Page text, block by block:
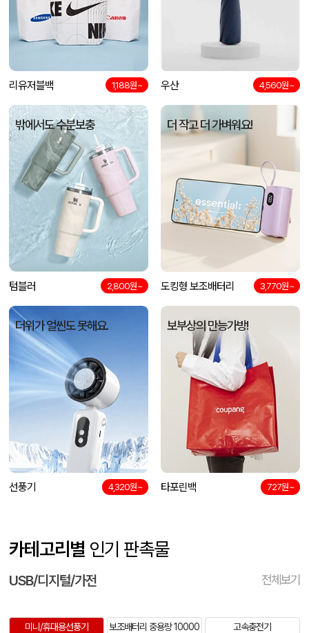
리유저블백 1,188원~ 우산 4,560원~
밖에서도 수분보충
텀블러 2,800원~
더 작고 더 가벼워요!
도킹형 보조배터리 3,770원~
더위가 얼씬도 못해요.
선풍기 4,320원~
보부상의 만능가방!
타포린백 727원~
카테고리별 인기 판촉물
USB/디지털/가전 전체보기
미니/휴대용선풍기 보조배터리 중용량 10000 고속충전기